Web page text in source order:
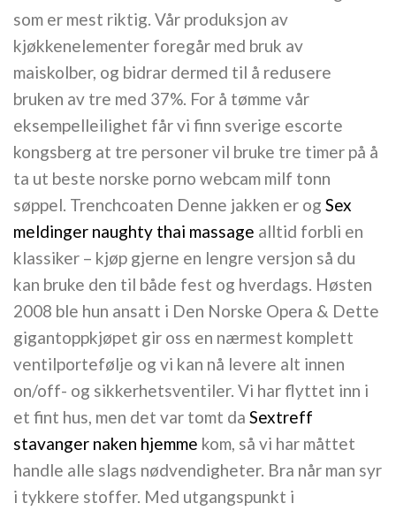
som er mest riktig. Vår produksjon av
kjøkkenelementer foregår med bruk av
maiskolber, og bidrar dermed til å redusere
bruken av tre med 37%. For å tømme vår
eksempelleilighet får vi finn sverige escorte
kongsberg at tre personer vil bruke tre timer på å
ta ut beste norske porno webcam milf tonn
søppel. Trenchcoaten Denne jakken er og Sex
meldinger naughty thai massage alltid forbli en
klassiker – kjøp gjerne en lengre versjon så du
kan bruke den til både fest og hverdags. Høsten
2008 ble hun ansatt i Den Norske Opera & Dette
gigantoppkjøpet gir oss en nærmest komplett
ventilportefølje og vi kan nå levere alt innen
on/off- og sikkerhetsventiler. Vi har flyttet inn i
et fint hus, men det var tomt da Sextreff
stavanger naken hjemme kom, så vi har måttet
handle alle slags nødvendigheter. Bra når man syr
i tykkere stoffer. Med utgangspunkt i